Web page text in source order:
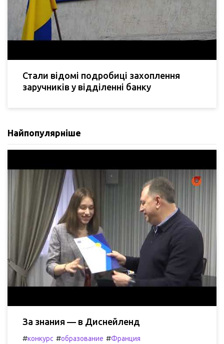
Стали відомі подробиці захоплення
заручників у відділенні банку
Найпопулярніше
За знания — в Диснейленд
#конкурс #образование #Франция